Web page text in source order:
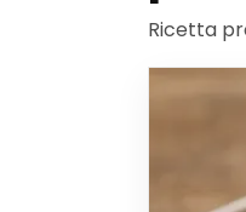
Ricetta